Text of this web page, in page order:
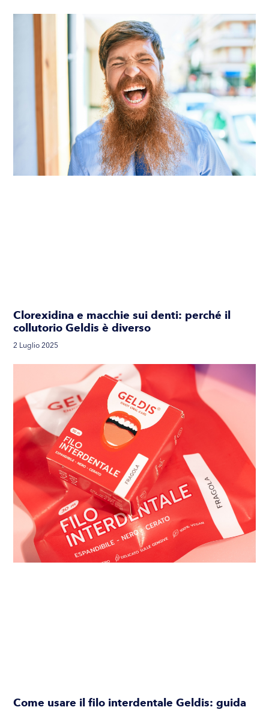
Clorexidina e macchie sui denti: perché il
collutorio Geldis è diverso
2 Luglio 2025
Come usare il filo interdentale Geldis: guida